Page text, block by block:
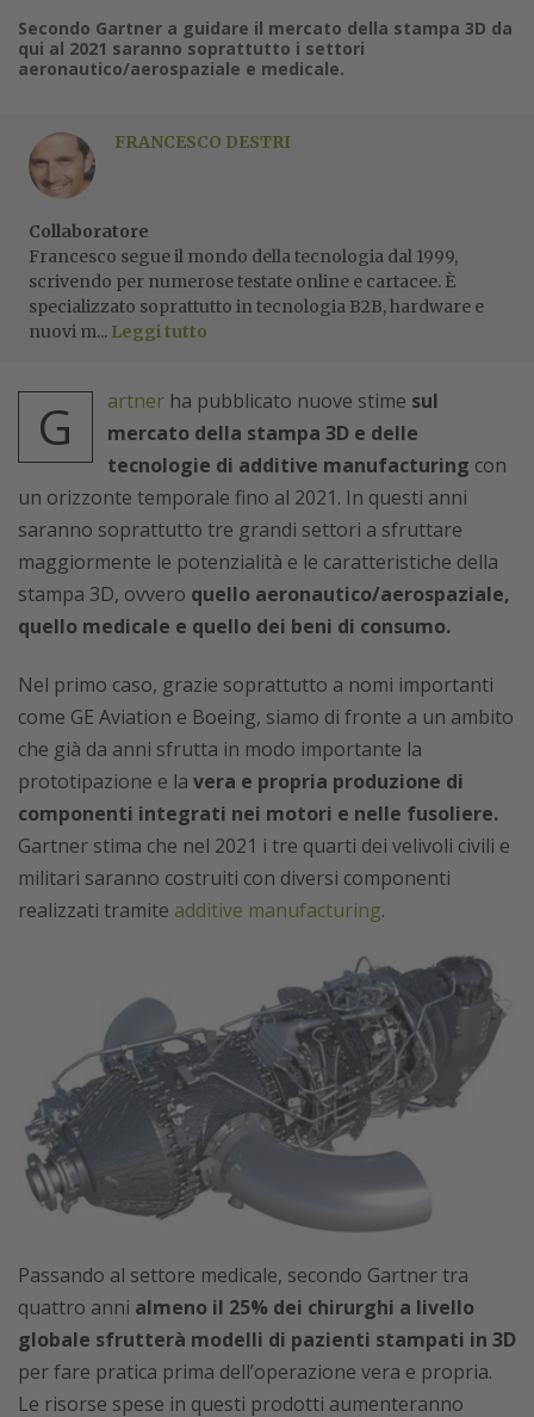
Secondo Gartner a guidare il mercato della stampa 3D da
qui al 2021 saranno soprattutto i settori
aeronautico/aerospaziale e medicale.
FRANCESCO DESTRI
Collaboratore
Francesco segue il mondo della tecnologia dal 1999,
scrivendo per numerose testate online e cartacee. È
specializzato soprattutto in tecnologia B2B, hardware e
nuovi m... Leggi tutto
G artner ha pubblicato nuove stime sul
mercato della stampa 3D e delle
tecnologie di additive manufacturing con
un orizzonte temporale fino al 2021. In questi anni
saranno soprattutto tre grandi settori a sfruttare
maggiormente le potenzialità e le caratteristiche della
stampa 3D, ovvero quello aeronautico/aerospaziale,
quello medicale e quello dei beni di consumo.
Nel primo caso, grazie soprattutto a nomi importanti
come GE Aviation e Boeing, siamo di fronte a un ambito
che già da anni sfrutta in modo importante la
prototipazione e la vera e propria produzione di
componenti integrati nei motori e nelle fusoliere.
Gartner stima che nel 2021 i tre quarti dei velivoli civili e
militari saranno costruiti con diversi componenti
realizzati tramite additive manufacturing.
Passando al settore medicale, secondo Gartner tra
quattro anni almeno il 25% dei chirurghi a livello
globale sfrutterà modelli di pazienti stampati in 3D
per fare pratica prima dell’operazione vera e propria.
Le risorse spese in questi prodotti aumenteranno